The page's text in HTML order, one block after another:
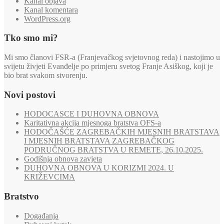
Kanal komentara
WordPress.org
Tko smo mi?
Mi smo članovi FSR-a (Franjevačkog svjetovnog reda) i nastojimo u
svijetu živjeti Evanđelje po primjeru svetog Franje Asiškog, koji je
bio brat svakom stvorenju.
Novi postovi
HODOCASCE I DUHOVNA OBNOVA
Karitativna akcija mjesnoga bratstva OFS-a
HODOČAŠĆE ZAGREBAČKIH MJESNIH BRATSTAVA
I MJESNIH BRATSTAVA ZAGREBAČKOG
PODRUČNOG BRATSTVA U REMETE, 26.10.2025.
Godišnja obnova zavjeta
DUHOVNA OBNOVA U KORIZMI 2024. U
KRIŽEVCIMA
Bratstvo
Događanja